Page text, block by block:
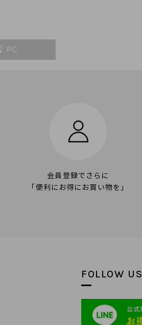
PC
会員登録でさらに
「便利にお得にお買い物を」
FOLLOW US